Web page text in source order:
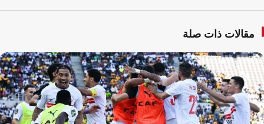
مقالات ذات صلة